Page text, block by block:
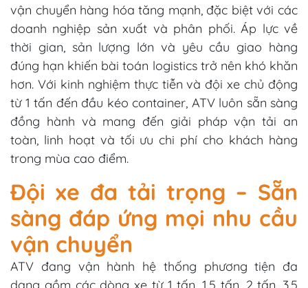
vận chuyển hàng hóa tăng mạnh, đặc biệt với các
doanh nghiệp sản xuất và phân phối. Áp lực về
thời gian, sản lượng lớn và yêu cầu giao hàng
đúng hạn khiến bài toán logistics trở nên khó khăn
hơn. Với kinh nghiệm thực tiễn và đội xe chủ động
từ 1 tấn đến đầu kéo container, ATV luôn sẵn sàng
đồng hành và mang đến giải pháp vận tải an
toàn, linh hoạt và tối ưu chi phí cho khách hàng
trong mùa cao điểm.
Đội xe đa tải trọng – Sẵn
sàng đáp ứng mọi nhu cầu
vận chuyển
ATV đang vận hành hệ thống phương tiện đa
dạng gồm các dòng xe từ 1 tấn, 1.5 tấn, 2 tấn, 3.5